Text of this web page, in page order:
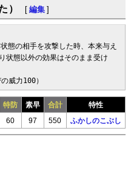
） [ 編集 ]
態の相手を攻撃した時、本来与え
状態以外の効果はそのまま受け
威力100）
特防 素早 合計 特性
60 97 550 ふかしのこぶし